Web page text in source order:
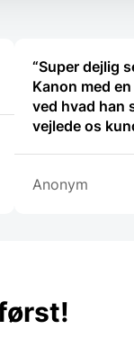
“Super dejlig
Kanon med
ved hvad han
vejlede os
Anonym